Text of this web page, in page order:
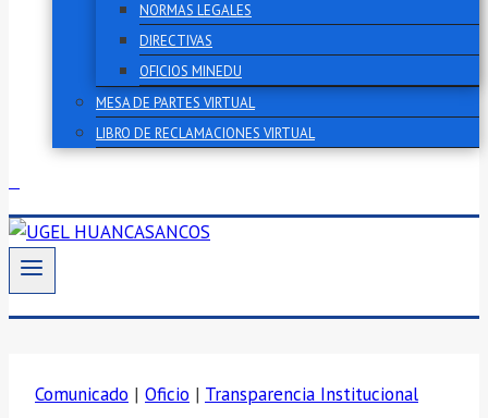
NORMAS LEGALES
DIRECTIVAS
OFICIOS MINEDU
MESA DE PARTES VIRTUAL
LIBRO DE RECLAMACIONES VIRTUAL
Comunicado | Oficio | Transparencia Institucional